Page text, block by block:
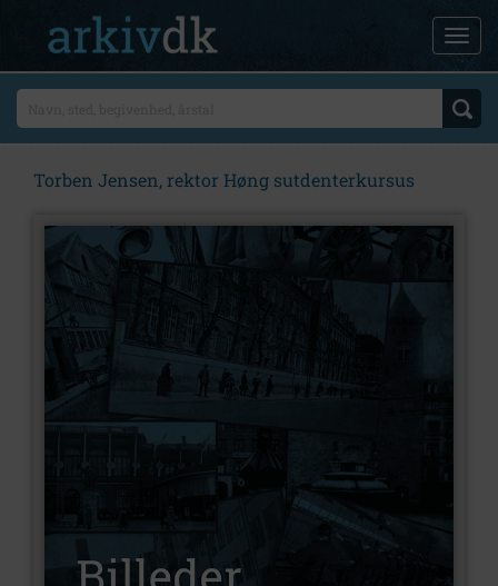
Torben Jensen, rektor Høng sutdenterkursus